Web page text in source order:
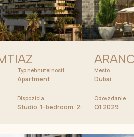
Typ nehnuteľnosti
Apartment
Dispozícia
Studio, 1-bedroom, 2-bedroom a 3-
Mesto
Dubai
Odovzdanie
Q1 2029